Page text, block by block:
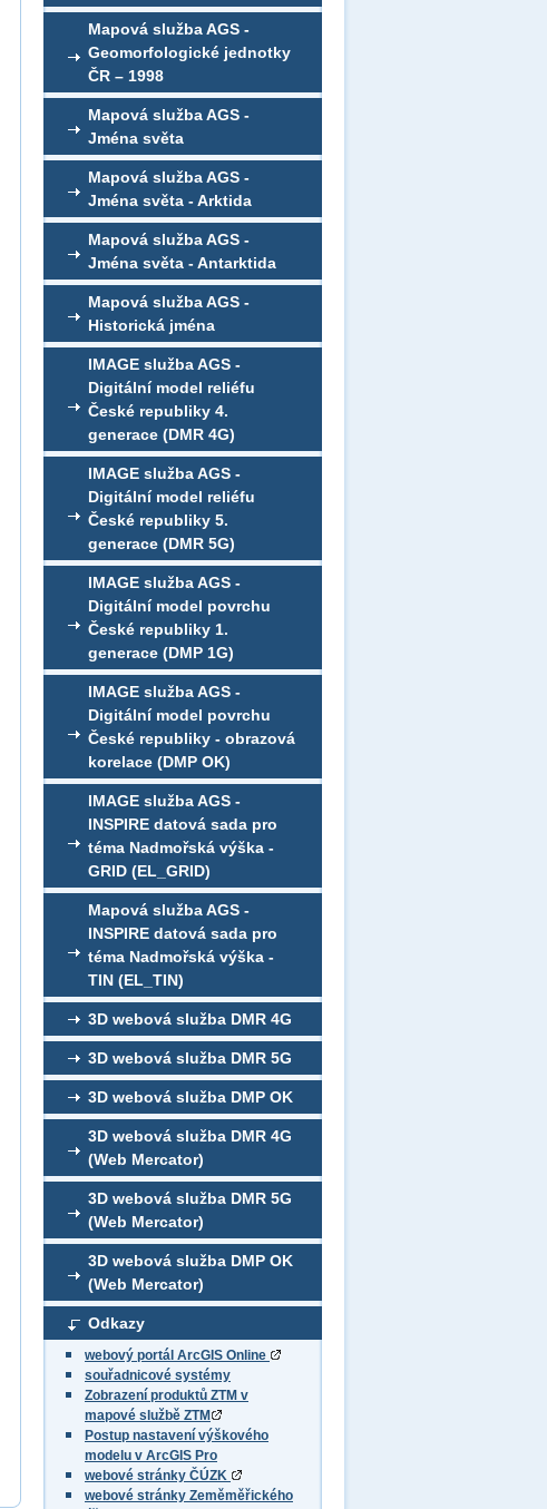
Mapová služba AGS -
Geomorfologické jednotky
ČR – 1998
Mapová služba AGS -
Jména světa
Mapová služba AGS -
Jména světa - Arktida
Mapová služba AGS -
Jména světa - Antarktida
Mapová služba AGS -
Historická jména
IMAGE služba AGS -
Digitální model reliéfu
České republiky 4.
generace (DMR 4G)
IMAGE služba AGS -
Digitální model reliéfu
České republiky 5.
generace (DMR 5G)
IMAGE služba AGS -
Digitální model povrchu
České republiky 1.
generace (DMP 1G)
IMAGE služba AGS -
Digitální model povrchu
České republiky - obrazová
korelace (DMP OK)
IMAGE služba AGS -
INSPIRE datová sada pro
téma Nadmořská výška -
GRID (EL_GRID)
Mapová služba AGS -
INSPIRE datová sada pro
téma Nadmořská výška -
TIN (EL_TIN)
3D webová služba DMR 4G
3D webová služba DMR 5G
3D webová služba DMP OK
3D webová služba DMR 4G
(Web Mercator)
3D webová služba DMR 5G
(Web Mercator)
3D webová služba DMP OK
(Web Mercator)
Odkazy
webový portál ArcGIS Online
souřadnicové systémy
Zobrazení produktů ZTM v
mapové službě ZTM
Postup nastavení výškového
modelu v ArcGIS Pro
webové stránky ČÚZK
webové stránky Zeměměřického